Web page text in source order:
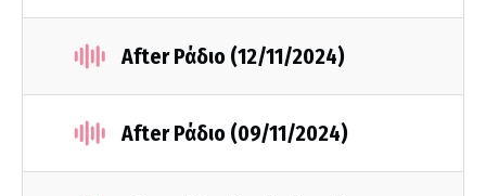
After Ράδιο (12/11/2024)
After Ράδιο (09/11/2024)